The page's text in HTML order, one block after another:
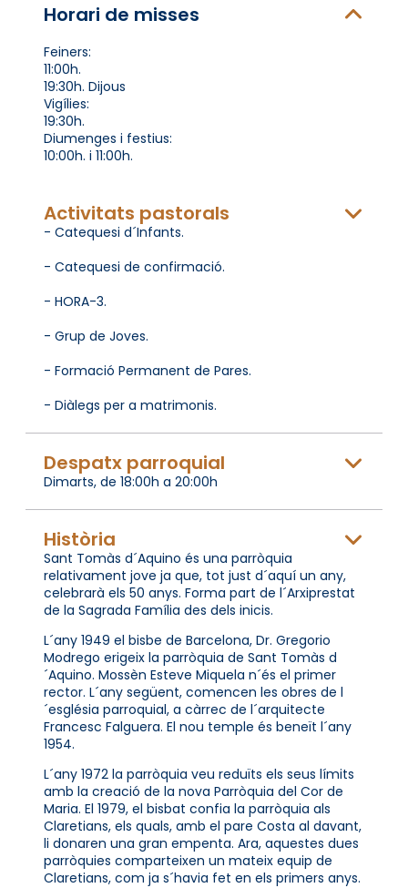
Horari de misses
Feiners:
11:00h.
19:30h. Dijous
Vigílies:
19:30h.
Diumenges i festius:
10:00h. i 11:00h.
Activitats pastorals
- Catequesi d´Infants.
- Catequesi de confirmació.
- HORA-3.
- Grup de Joves.
- Formació Permanent de Pares.
- Diàlegs per a matrimonis.
Despatx parroquial
Dimarts, de 18:00h a 20:00h
Història
Sant Tomàs d´Aquino és una parròquia
relativament jove ja que, tot just d´aquí un any,
celebrarà els 50 anys. Forma part de l´Arxiprestat
de la Sagrada Família des dels inicis.
L´any 1949 el bisbe de Barcelona, Dr. Gregorio
Modrego erigeix la parròquia de Sant Tomàs d
´Aquino. Mossèn Esteve Miquela n´és el primer
rector. L´any següent, comencen les obres de l
´església parroquial, a càrrec de l´arquitecte
Francesc Falguera. El nou temple és beneït l´any
1954.
L´any 1972 la parròquia veu reduïts els seus límits
amb la creació de la nova Parròquia del Cor de
Maria. El 1979, el bisbat confia la parròquia als
Claretians, els quals, amb el pare Costa al davant,
li donaren una gran empenta. Ara, aquestes dues
parròquies comparteixen un mateix equip de
Claretians, com ja s´havia fet en els primers anys.